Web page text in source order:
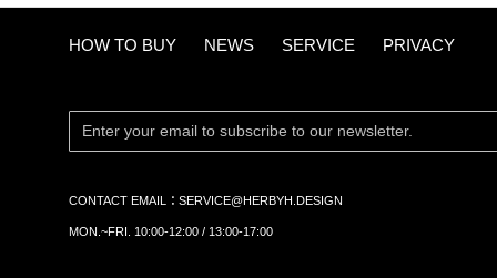
HOW TO BUY NEWS SERVICE PRIVACY
CONTACT EMAIL： SERVICE@HERBYH.DESIGN
MON.~FRI. 10:00-12:00 / 13:00-17:00